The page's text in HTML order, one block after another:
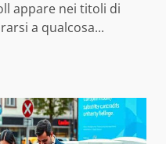
appare nei titoli di
a qualcosa...